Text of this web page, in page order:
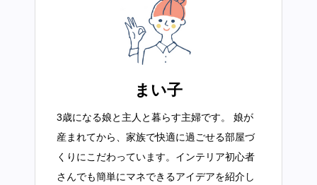
まい子
3歳になる娘と主人と暮らす主婦です。 娘が
産まれてから、家族で快適に過ごせる部屋づ
くりにこだわっています。インテリア初心者
さんでも簡単にマネできるアイデアを紹介し